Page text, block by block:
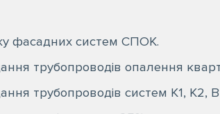
фасадних систем СПОК.
трубопроводів опалення
трубопроводів систем К1, К2,